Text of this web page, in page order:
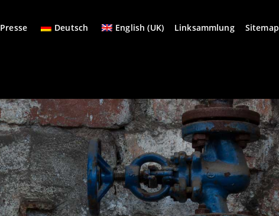
Presse Deutsch English (UK) Linksammlung Sitemap